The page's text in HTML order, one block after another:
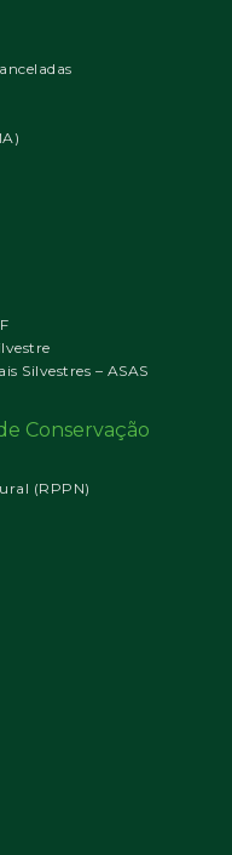
Silvestres – ASAS
Conservação
(RPPN)